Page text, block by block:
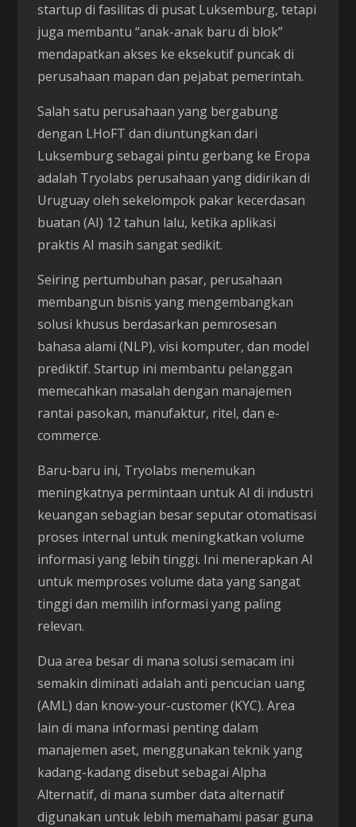
startup di fasilitas di pusat Luksemburg, tetapi
juga membantu “anak-anak baru di blok”
mendapatkan akses ke eksekutif puncak di
perusahaan mapan dan pejabat pemerintah.
Salah satu perusahaan yang bergabung
dengan LHoFT dan diuntungkan dari
Luksemburg sebagai pintu gerbang ke Eropa
adalah Tryolabs perusahaan yang didirikan di
Uruguay oleh sekelompok pakar kecerdasan
buatan (AI) 12 tahun lalu, ketika aplikasi
praktis AI masih sangat sedikit.
Seiring pertumbuhan pasar, perusahaan
membangun bisnis yang mengembangkan
solusi khusus berdasarkan pemrosesan
bahasa alami (NLP), visi komputer, dan model
prediktif. Startup ini membantu pelanggan
memecahkan masalah dengan manajemen
rantai pasokan, manufaktur, ritel, dan e-
commerce.
Baru-baru ini, Tryolabs menemukan
meningkatnya permintaan untuk AI di industri
keuangan sebagian besar seputar otomatisasi
proses internal untuk meningkatkan volume
informasi yang lebih tinggi. Ini menerapkan AI
untuk memproses volume data yang sangat
tinggi dan memilih informasi yang paling
relevan.
Dua area besar di mana solusi semacam ini
semakin diminati adalah anti pencucian uang
(AML) dan know-your-customer (KYC). Area
lain di mana informasi penting dalam
manajemen aset, menggunakan teknik yang
kadang-kadang disebut sebagai Alpha
Alternatif, di mana sumber data alternatif
digunakan untuk lebih memahami pasar guna